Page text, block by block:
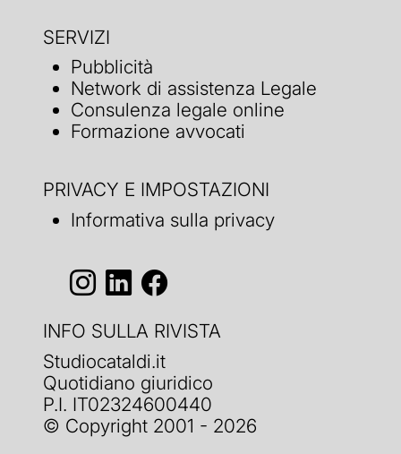
SERVIZI
Pubblicità
Network di assistenza Legale
Consulenza legale online
Formazione avvocati
PRIVACY E IMPOSTAZIONI
Informativa sulla privacy
INFO SULLA RIVISTA
Studiocataldi.it
Quotidiano giuridico
P.I. IT02324600440
© Copyright 2001 - 2026